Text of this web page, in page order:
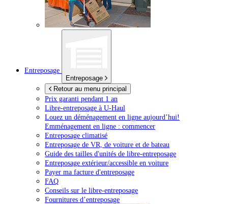
Entreposage
Entreposage
Retour au menu principal
Prix garanti pendant 1 an
Libre-entreposage à U-Haul
Louez un déménagement en ligne aujourd’hui!
Emménagement en ligne : commencer
Entreposage climatisé
Entreposage de VR, de voiture et de bateau
Guide des tailles d'unités de libre-entreposage
Entreposage extérieur/accessible en voiture
Payer ma facture d'entreposage
FAQ
Conseils sur le libre-entreposage
Fournitures d’entreposage